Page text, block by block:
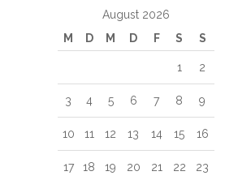
August 2026
M
D M D F S S
1 2
3 4 5 6 7 8 9
10 11 12 13 14 15 16
17 18 19 20 21 22 23